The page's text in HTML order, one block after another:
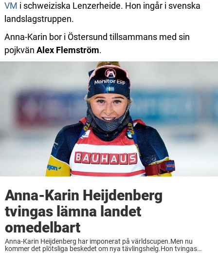
VM i schweiziska Lenzerheide. Hon ingår i svenska
landslagstruppen.
Anna-Karin bor i Östersund tillsammans med sin
pojkvän Alex Flemström.
Anna-Karin Heijdenberg
tvingas lämna landet
omedelbart
Anna-Karin Heijdenberg har imponerat på världscupen.Men nu
kommer det plötsliga beskedet om nya tävlingshelg.Hon tvingas